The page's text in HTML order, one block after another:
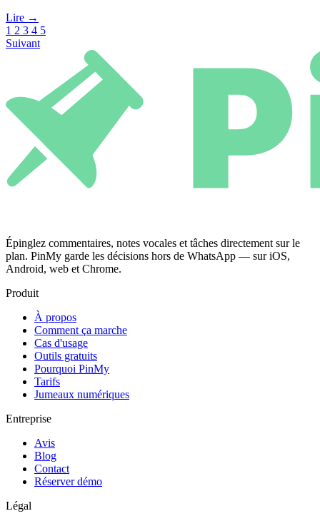
Lire →
1 2 3 4 5
Suivant
Épinglez commentaires, notes vocales et tâches directement sur le
plan. PinMy garde les décisions hors de WhatsApp — sur iOS,
Android, web et Chrome.
Produit
À propos
Comment ça marche
Cas d'usage
Outils gratuits
Pourquoi PinMy
Tarifs
Jumeaux numériques
Entreprise
Avis
Blog
Contact
Réserver démo
Légal